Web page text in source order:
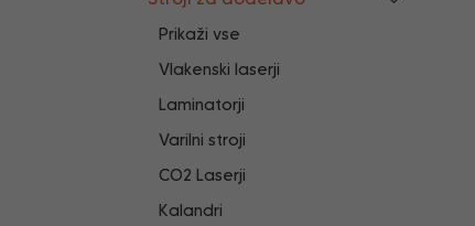
Prikaži vse
Vlakenski laserji
Laminatorji
Varilni stroji
CO2 Laserji
Kalandri